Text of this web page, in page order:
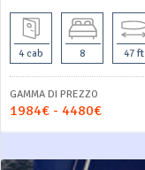
4 cab 8 47 ft
GAMMA DI PREZZO
1984€ - 4480€